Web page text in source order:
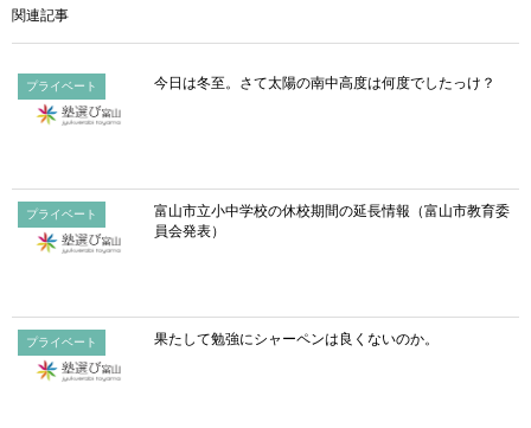
関連記事
プライベート 今日は冬至。さて太陽の南中高度は何度でしたっけ？
プライベート
富山市立小中学校の休校期間の延長情報（富山市教育委
員会発表）
プライベート 果たして勉強にシャーペンは良くないのか。